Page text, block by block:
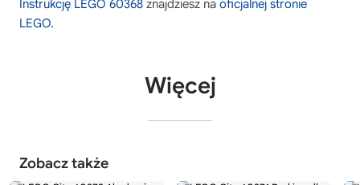
Instrukcję LEGO 60368 znajdziesz na oficjalnej stronie
LEGO.
Więcej
Zobacz także